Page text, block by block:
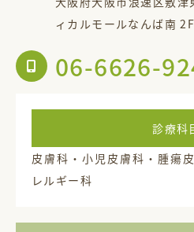
ィカルモールなんば南 2F
06-6626-
診療科
皮膚科・小児皮膚科・腫瘍
レルギー科